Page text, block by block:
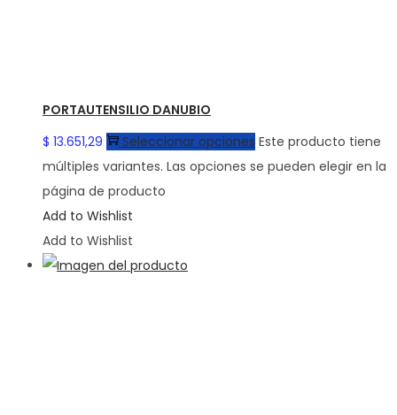
PORTAUTENSILIO DANUBIO
$ 13.651,29 Seleccionar opciones Este producto tiene
múltiples variantes. Las opciones se pueden elegir en la
página de producto
Add to Wishlist
Add to Wishlist